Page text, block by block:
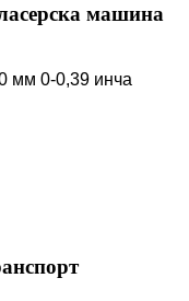
машина
мм 0-0,39 инча